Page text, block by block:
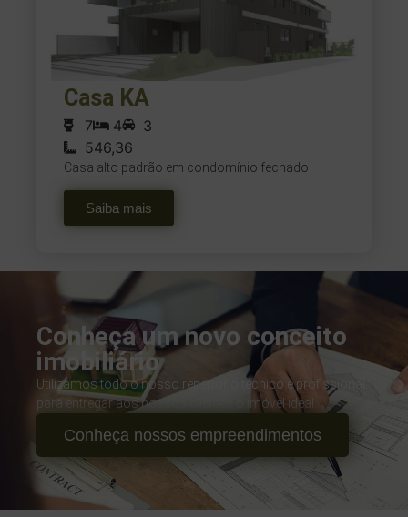
Casa KA
7 4
3
546,36
Casa alto padrão em condomínio fechado
Saiba mais
Conheça um novo conceito
imobiliário
Utilizamos todo o nosso repertório técnico e profissional
para entregar aos nossos clientes o imóvel ideal.
Conheça nossos empreendimentos